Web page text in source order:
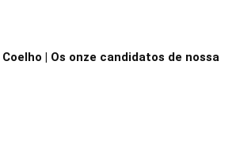
| Os onze candidatos de nossa